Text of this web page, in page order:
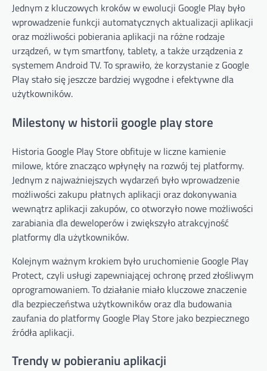
Jednym z kluczowych kroków w ewolucji Google Play było
wprowadzenie funkcji automatycznych aktualizacji aplikacji
oraz możliwości pobierania aplikacji na różne rodzaje
urządzeń, w tym smartfony, tablety, a także urządzenia z
systemem Android TV. To sprawiło, że korzystanie z Google
Play stało się jeszcze bardziej wygodne i efektywne dla
użytkowników.
Milestony w historii google play store
Historia Google Play Store obfituje w liczne kamienie
milowe, które znacząco wpłynęły na rozwój tej platformy.
Jednym z najważniejszych wydarzeń było wprowadzenie
możliwości zakupu płatnych aplikacji oraz dokonywania
wewnątrz aplikacji zakupów, co otworzyło nowe możliwości
zarabiania dla deweloperów i zwiększyło atrakcyjność
platformy dla użytkowników.
Kolejnym ważnym krokiem było uruchomienie Google Play
Protect, czyli usługi zapewniającej ochronę przed złośliwym
oprogramowaniem. To działanie miało kluczowe znaczenie
dla bezpieczeństwa użytkowników oraz dla budowania
zaufania do platformy Google Play Store jako bezpiecznego
źródła aplikacji.
Trendy w pobieraniu aplikacji